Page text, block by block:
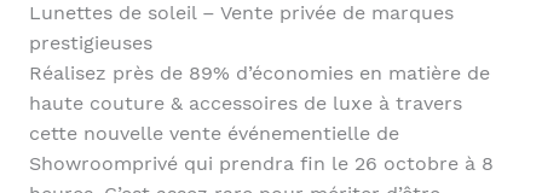
Lunettes de soleil – Vente privée de marques
prestigieuses
Réalisez près de 89% d’économies en matière de
haute couture & accessoires de luxe à travers
cette nouvelle vente événementielle de
Showroomprivé qui prendra fin le 26 octobre à 8